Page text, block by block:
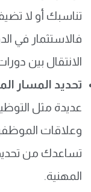
تناسبك أو لا
فالاستثمار في
الانتقال بين
تحديد المسار
عديدة مثل
وعلاقات
تساعدك من
المهنية.